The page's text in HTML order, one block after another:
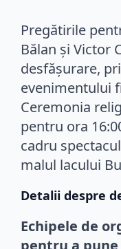
Pregătirile
Bălan și Victor
desfășurare,
evenimentului
Ceremonia
pentru ora
cadru
malul lacului
Detalii despre
Echipele de
pentru a